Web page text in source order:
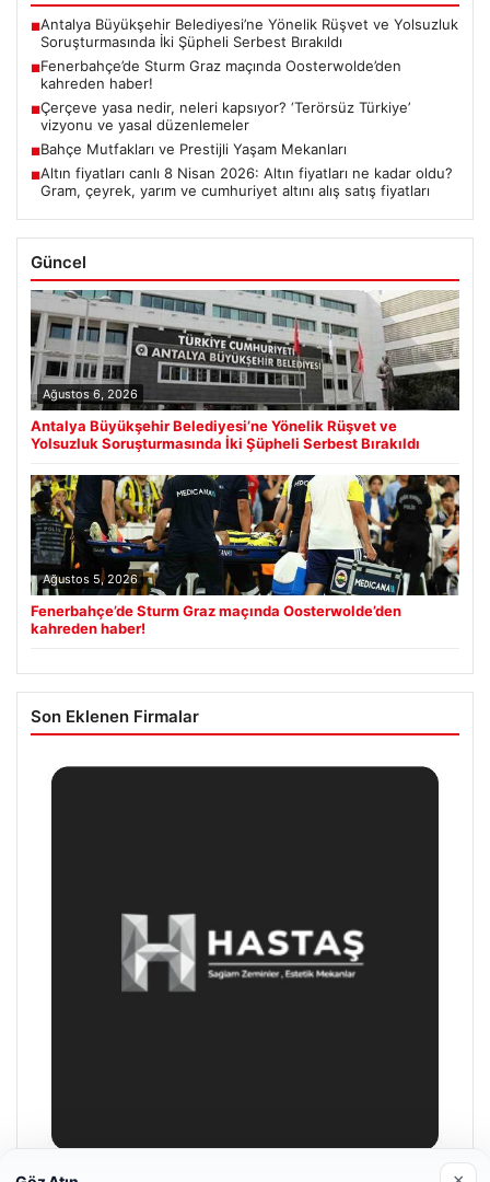
■Antalya Büyükşehir Belediyesi’ne Yönelik Rüşvet ve Yolsuzluk
Soruşturmasında İki Şüpheli Serbest Bırakıldı
■Fenerbahçe’de Sturm Graz maçında Oosterwolde’den
kahreden haber!
■Çerçeve yasa nedir, neleri kapsıyor? ‘Terörsüz Türkiye’
vizyonu ve yasal düzenlemeler
■Bahçe Mutfakları ve Prestijli Yaşam Mekanları
■Altın fiyatları canlı 8 Nisan 2026: Altın fiyatları ne kadar oldu?
Gram, çeyrek, yarım ve cumhuriyet altını alış satış fiyatları
Güncel
Ağustos 6, 2026
Antalya Büyükşehir Belediyesi’ne Yönelik Rüşvet ve
Yolsuzluk Soruşturmasında İki Şüpheli Serbest Bırakıldı
Ağustos 5, 2026
Fenerbahçe’de Sturm Graz maçında Oosterwolde’den
kahreden haber!
Son Eklenen Firmalar